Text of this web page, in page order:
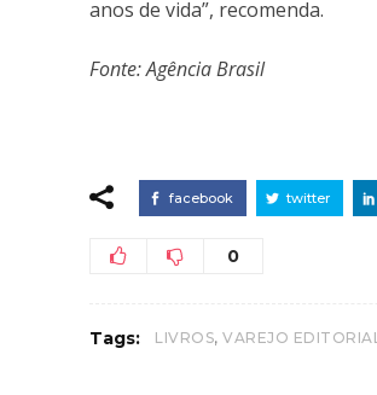
anos de vida”, recomenda.
Fonte: Agência Brasil
facebook twitter
0
Tags: LIVROS, VAREJO EDITORIAL